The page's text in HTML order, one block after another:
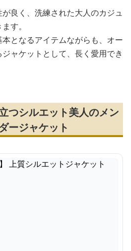
良く、洗練された大人のカジュ
す。
となるアイテムながらも、オー
ャケットとして、長く愛用でき
つシルエット美人のメン
ージャケット